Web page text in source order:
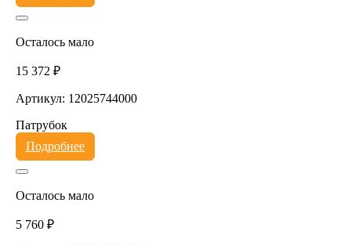
Осталось мало
15 372 ₽
Артикул: 12025744000
Патрубок
Подробнее
Осталось мало
5 760 ₽